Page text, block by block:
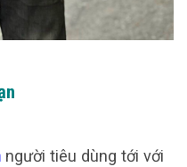
người tiêu dùng tới với